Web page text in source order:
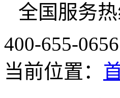
全国服务
400-655-0656
当前位置：